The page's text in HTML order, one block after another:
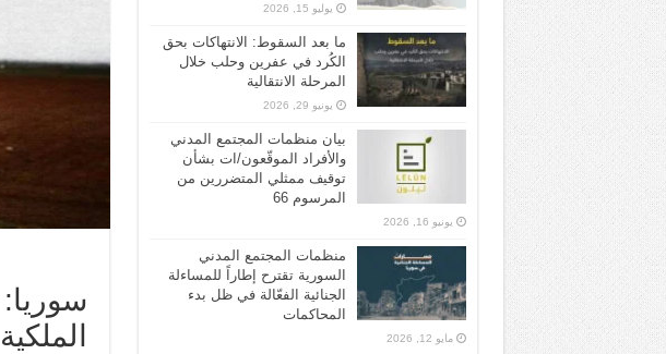
يوليو 15, 2026
ما بعد السقوط: الانتهاكات بحق
الكُرد في عفرين وحلب خلال
المرحلة الانتقالية
يونيو 29, 2026
بيان منظمات المجتمع المدني
والأفراد الموقّعون/ات بشأن
توقيف ممثلي المتضررين من
المرسوم 66
يونيو 16, 2026
منظمات المجتمع المدني
السورية تقترح إطاراً للمساءلة
الجنائية الفعّالة في ظل بدء
المحاكمات
مايو 12, 2026